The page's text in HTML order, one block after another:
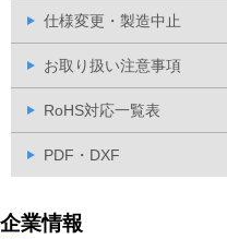
仕様変更・製造中止
お取り扱い注意事項
RoHS対応一覧表
PDF・DXF
企業情報